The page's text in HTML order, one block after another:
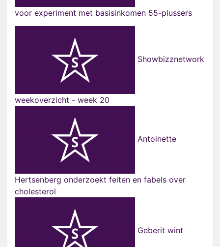
voor experiment met basisinkomen 55-plussers
Showbizznetwork
weekoverzicht - week 20
Antoinette
Hertsenberg onderzoekt feiten en fabels over
cholesterol
Geberit wint